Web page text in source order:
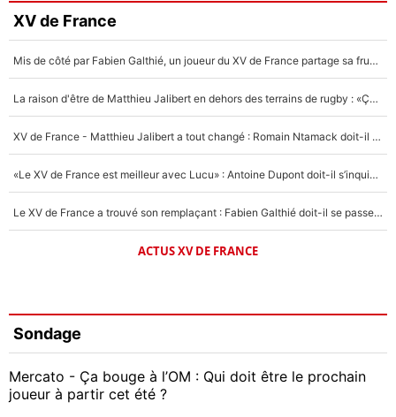
XV de France
Mis de côté par Fabien Galthié, un joueur du XV de France partage sa frustration : «ils ne me l’ont pas dit tout de suite»
La raison d'être de Matthieu Jalibert en dehors des terrains de rugby : «Ça m'atteint autant que si tu touches à un membre de ma famille»
XV de France - Matthieu Jalibert a tout changé : Romain Ntamack doit-il s’inquiéter pour sa place à un an de la Coupe du monde ?
«Le XV de France est meilleur avec Lucu» : Antoine Dupont doit-il s’inquiéter pour sa place ?
Le XV de France a trouvé son remplaçant : Fabien Galthié doit-il se passer d'Antoine Dupont ?
ACTUS XV DE FRANCE
Sondage
Mercato - Ça bouge à l’OM : Qui doit être le prochain
joueur à partir cet été ?